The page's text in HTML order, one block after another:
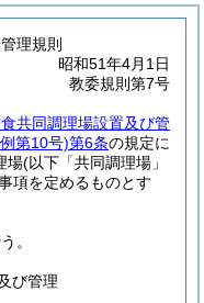
理規則
昭和51年4月1日
教委規則第7号
共同調理場設置及び管
第10号)第6条の規定に
場(以下「共同調理場」
項を定めるものとす
。
び管理